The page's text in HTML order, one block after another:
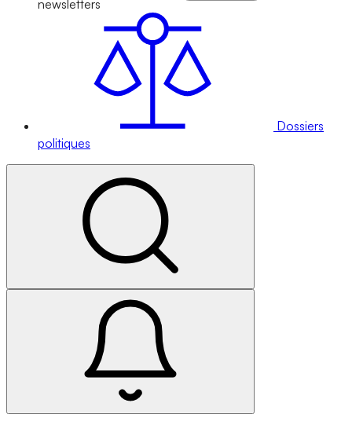
newsletters
Dossiers
politiques